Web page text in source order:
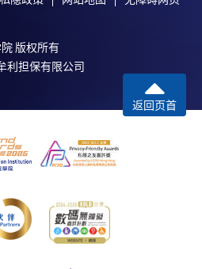
的资历级别第三级的课程，
可」机制取得一个或以上物
三级别资历证明文件副本。或
施管理工作证明文件副本
宝(Alipay)
所报名中心，以现金、「易
版权所有
利担保有限公司
返回页首